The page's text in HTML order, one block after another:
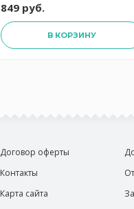
849 руб.
В КОРЗИНУ
Договор оферты
Контакты
Карта сайта